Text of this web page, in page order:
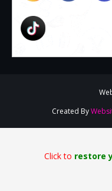
Created By
Click to restore